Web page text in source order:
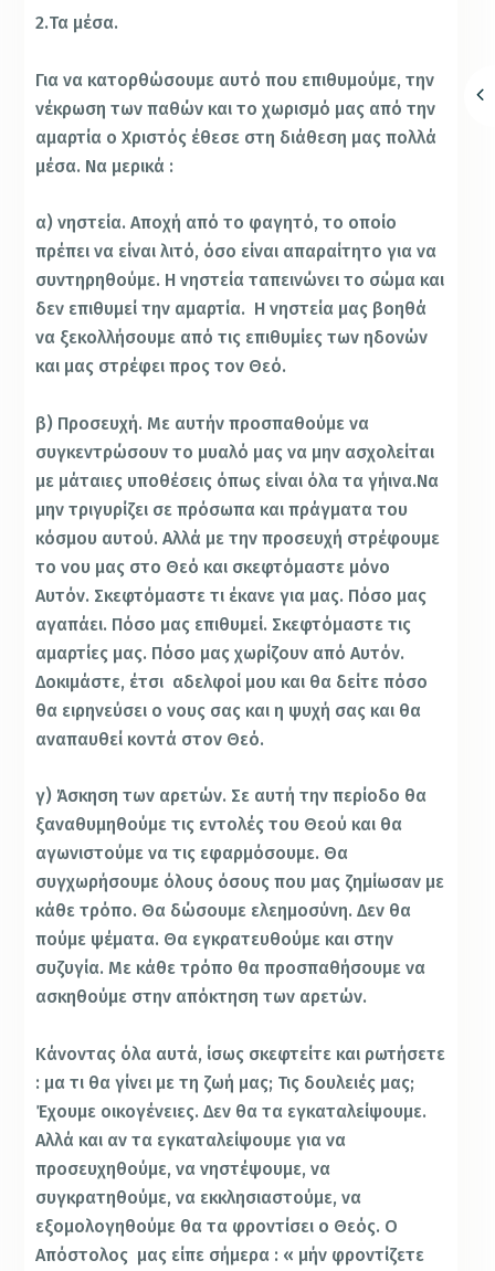
2.Τα μέσα.
Για να κατορθώσουμε αυτό που επιθυμούμε, την
νέκρωση των παθών και το χωρισμό μας από την
αμαρτία ο Χριστός έθεσε στη διάθεση μας πολλά
μέσα. Να μερικά :
α) νηστεία. Αποχή από το φαγητό, το οποίο
πρέπει να είναι λιτό, όσο είναι απαραίτητο για να
συντηρηθούμε. Η νηστεία ταπεινώνει το σώμα και
δεν επιθυμεί την αμαρτία. Η νηστεία μας βοηθά
να ξεκολλήσουμε από τις επιθυμίες των ηδονών
και μας στρέφει προς τον Θεό.
β) Προσευχή. Με αυτήν προσπαθούμε να
συγκεντρώσουν το μυαλό μας να μην ασχολείται
με μάταιες υποθέσεις όπως είναι όλα τα γήινα.Να
μην τριγυρίζει σε πρόσωπα και πράγματα του
κόσμου αυτού. Αλλά με την προσευχή στρέφουμε
το νου μας στο Θεό και σκεφτόμαστε μόνο
Αυτόν. Σκεφτόμαστε τι έκανε για μας. Πόσο μας
αγαπάει. Πόσο μας επιθυμεί. Σκεφτόμαστε τις
αμαρτίες μας. Πόσο μας χωρίζουν από Αυτόν.
Δοκιμάστε, έτσι αδελφοί μου και θα δείτε πόσο
θα ειρηνεύσει ο νους σας και η ψυχή σας και θα
αναπαυθεί κοντά στον Θεό.
γ) Άσκηση των αρετών. Σε αυτή την περίοδο θα
ξαναθυμηθούμε τις εντολές του Θεού και θα
αγωνιστούμε να τις εφαρμόσουμε. Θα
συγχωρήσουμε όλους όσους που μας ζημίωσαν με
κάθε τρόπο. Θα δώσουμε ελεημοσύνη. Δεν θα
πούμε ψέματα. Θα εγκρατευθούμε και στην
συζυγία. Με κάθε τρόπο θα προσπαθήσουμε να
ασκηθούμε στην απόκτηση των αρετών.
Κάνοντας όλα αυτά, ίσως σκεφτείτε και ρωτήσετε
: μα τι θα γίνει με τη ζωή μας; Τις δουλειές μας;
Έχουμε οικογένειες. Δεν θα τα εγκαταλείψουμε.
Αλλά και αν τα εγκαταλείψουμε για να
προσευχηθούμε, να νηστέψουμε, να
συγκρατηθούμε, να εκκλησιαστούμε, να
εξομολογηθούμε θα τα φροντίσει ο Θεός. Ο
Απόστολος μας είπε σήμερα : « μήν φροντίζετε